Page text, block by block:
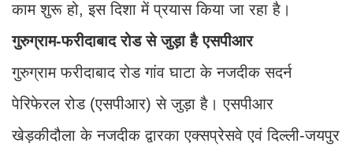
काम शुरू हो, इस दिशा में प्रयास किया जा रहा है।
गुरुग्राम-फरीदाबाद रोड से जुड़ा है एसपीआर
गुरुग्राम फरीदाबादरोड गांव घाटा के नजदीक सदर्न
पेरिफेरल रोड (एसपीआर) से जुड़ा है। एसपीआर
खेड़कीदौला के नजदीक द्वारका एक्सप्रेसवे एवं दिल्ली-जयपुर